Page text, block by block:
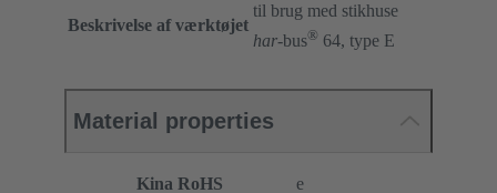
Beskrivelse af værktøjet
til brug med stikhuse
har-bus® 64, type E
Material properties
Kina RoHS
e